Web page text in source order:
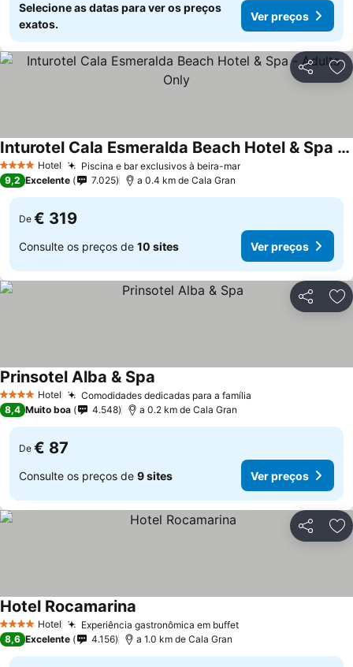
Selecione as datas para ver os preços
exatos.
Ver preços
Partilhar
4 EstrelasHotel Piscina e bar exclusivos à beira-marVer preços
Inturotel Cala Esmeralda Beach Hotel & Spa - Adults Only
Ver preços
9,2 Excelente 7.025 a 0.4 km de Cala Gran
De € 319
Consulte os preços de 10 sites Ver preços
Partilhar
4 EstrelasHotel Comodidades dedicadas para a família
Prinsotel Alba & Spa
8,4 Muito boa 4.548 a 0.2 km de Cala Gran
De € 87
Consulte os preços de 9 sites Ver preços
Partilhar
4 EstrelasHotel Experiência gastronômica em buffetVer preços
Hotel Rocamarina
8,6 Excelente 4.156 a 1.0 km de Cala Gran